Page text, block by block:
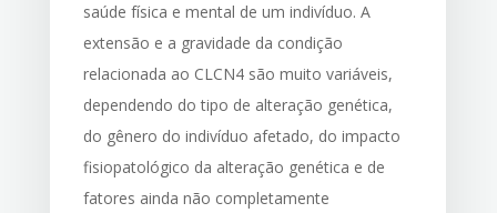
saúde física e mental de um indivíduo. A
extensão e a gravidade da condição
relacionada ao CLCN4 são muito variáveis,
dependendo do tipo de alteração genética,
do gênero do indivíduo afetado, do impacto
fisiopatológico da alteração genética e de
fatores ainda não completamente